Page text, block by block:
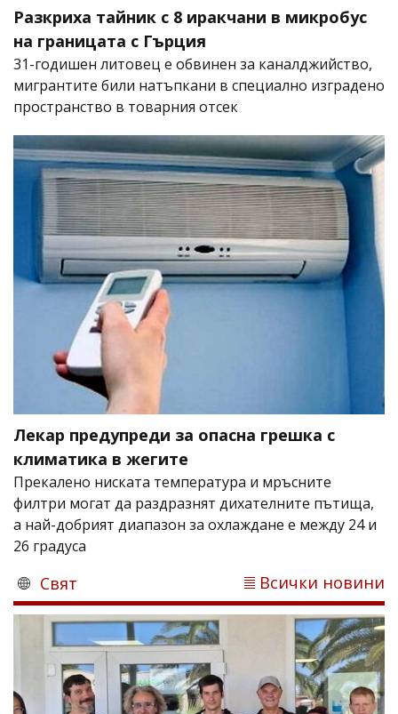
Разкриха тайник с 8 иракчани в микробус
на границата с Гърция
31-годишен литовец е обвинен за каналджийство,
мигрантите били натъпкани в специално изградено
пространство в товарния отсек
Лекар предупреди за опасна грешка с
климатика в жегите
Прекалено ниската температура и мръсните
филтри могат да раздразнят дихателните пътища,
а най-добрият диапазон за охлаждане е между 24 и
26 градуса
Свят Всички новини